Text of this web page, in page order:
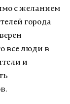
с желанием
города
все люди в
и